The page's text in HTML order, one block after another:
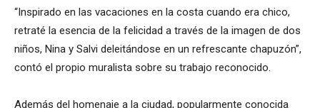
“Inspirado en las vacaciones en la costa cuando era chico,
retraté la esencia de la felicidad a través de la imagen de dos
niños, Nina y Salvi deleitándose en un refrescante chapuzón”,
contó el propio muralista sobre su trabajo reconocido.
Además del homenaje a la ciudad, popularmente conocida